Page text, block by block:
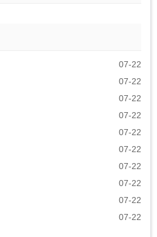
07-22
07-22
07-22
07-22
07-22
07-22
07-22
07-22
07-22
07-22